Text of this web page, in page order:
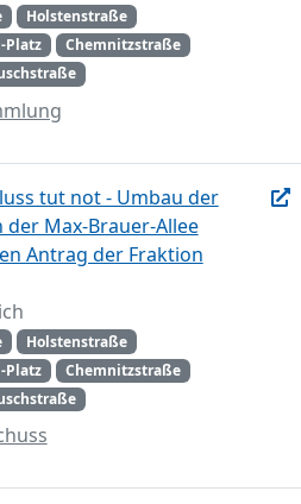
Holstenstraße
Platz
Chemnitzstraße
tut not - Umbau der
der Max-Brauer-Allee
Antrag der Fraktion
Holstenstraße
Platz
Chemnitzstraße